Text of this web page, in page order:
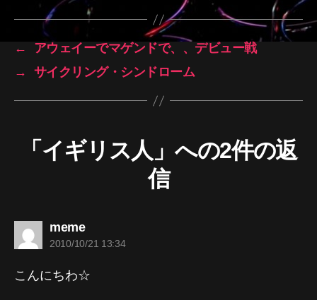
←
アウェイーでマゲンドで、、デビュー戦
→
サイクリング・シンドローム
「イギリス人」への2件の返
信
memeの
発
2010/10/21 13:34
こんにちわ☆